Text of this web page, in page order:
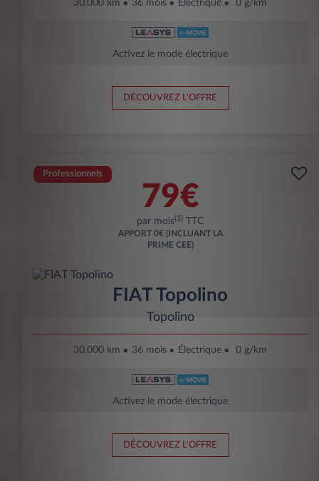
30.000 km 36 mois Électrique 0 g/km
Activez le mode électrique
DÉCOUVREZ L'OFFRE
Professionnels
79€
par mois(1) TTC
APPORT 0€ (INCLUANT LA
PRIME CEE)
FIAT Topolino
Topolino
30.000 km 36 mois Électrique 0 g/km
Activez le mode électrique
DÉCOUVREZ L'OFFRE